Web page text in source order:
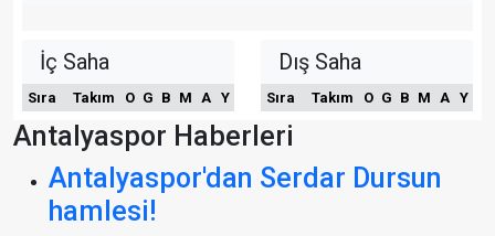
İç Saha
Sıra Takım O G B M A Y
Dış Saha
Sıra Takım O G B M A Y
Antalyaspor Haberleri
Antalyaspor'dan Serdar Dursun
hamlesi!